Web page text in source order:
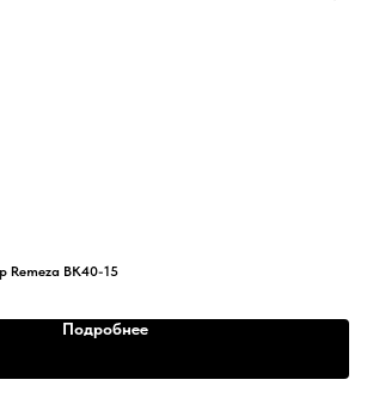
Remeza ВК40-15
Подробнее